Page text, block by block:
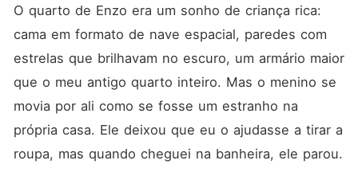
O quarto de Enzo era um sonho de criança rica:
cama em formato de nave espacial, paredes com
estrelas que brilhavam no escuro, um armário maior
que o meu antigo quarto inteiro. Mas o menino se
movia por ali como se fosse um estranho na
própria casa. Ele deixou que eu o ajudasse a tirar a
roupa, mas quando cheguei na banheira, ele parou.